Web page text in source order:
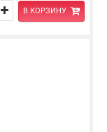
В КОРЗИНУ